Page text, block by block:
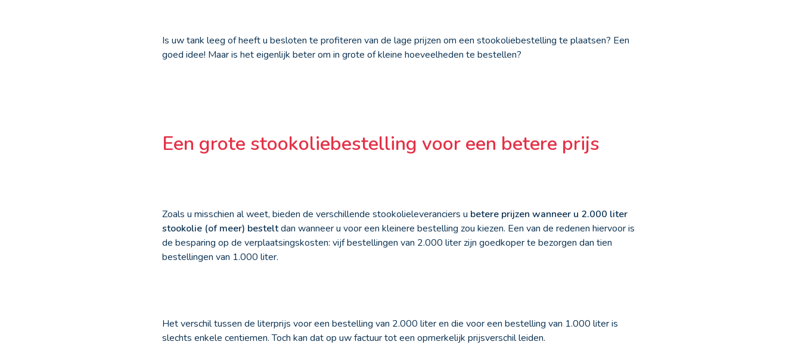
Is uw tank leeg of heeft u besloten te profiteren van de lage prijzen om een stookoliebestelling te plaatsen? Een
goed idee! Maar is het eigenlijk beter om in grote of kleine hoeveelheden te bestellen?
Een grote stookoliebestelling voor een betere prijs
Zoals u misschien al weet, bieden de verschillende stookolieleveranciers u betere prijzen wanneer u 2.000 liter
stookolie (of meer) besteltdan wanneer u voor een kleinere bestelling zou kiezen. Een van de redenen hiervoor is
de besparing op de verplaatsingskosten: vijf bestellingen van 2.000 liter zijn goedkoper te bezorgen dan tien
bestellingen van 1.000 liter.
Het verschil tussen de literprijs voor een bestelling van 2.000 liter en die voor een bestelling van 1.000 liter is
slechts enkele centiemen. Toch kan dat op uw factuur tot een opmerkelijk prijsverschil leiden.